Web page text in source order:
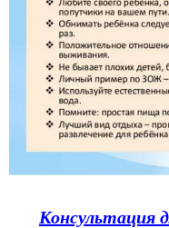
Консультация